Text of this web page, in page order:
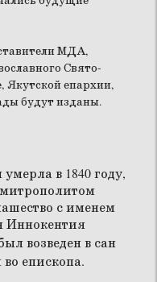
МДА,
Свято-
Якутской епархии,
будут изданы.
в 1840 году,
с именем
Иннокентия
возведен в сан
епископа.